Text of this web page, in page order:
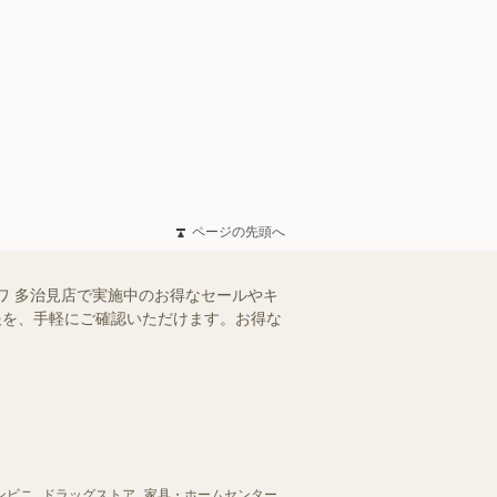
ページの先頭へ
多治見店で実施中のお得なセールやキ
、手軽にご確認いただけます。お得な